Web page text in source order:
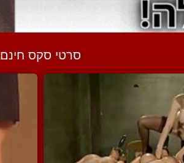
סרטי סקס חינם